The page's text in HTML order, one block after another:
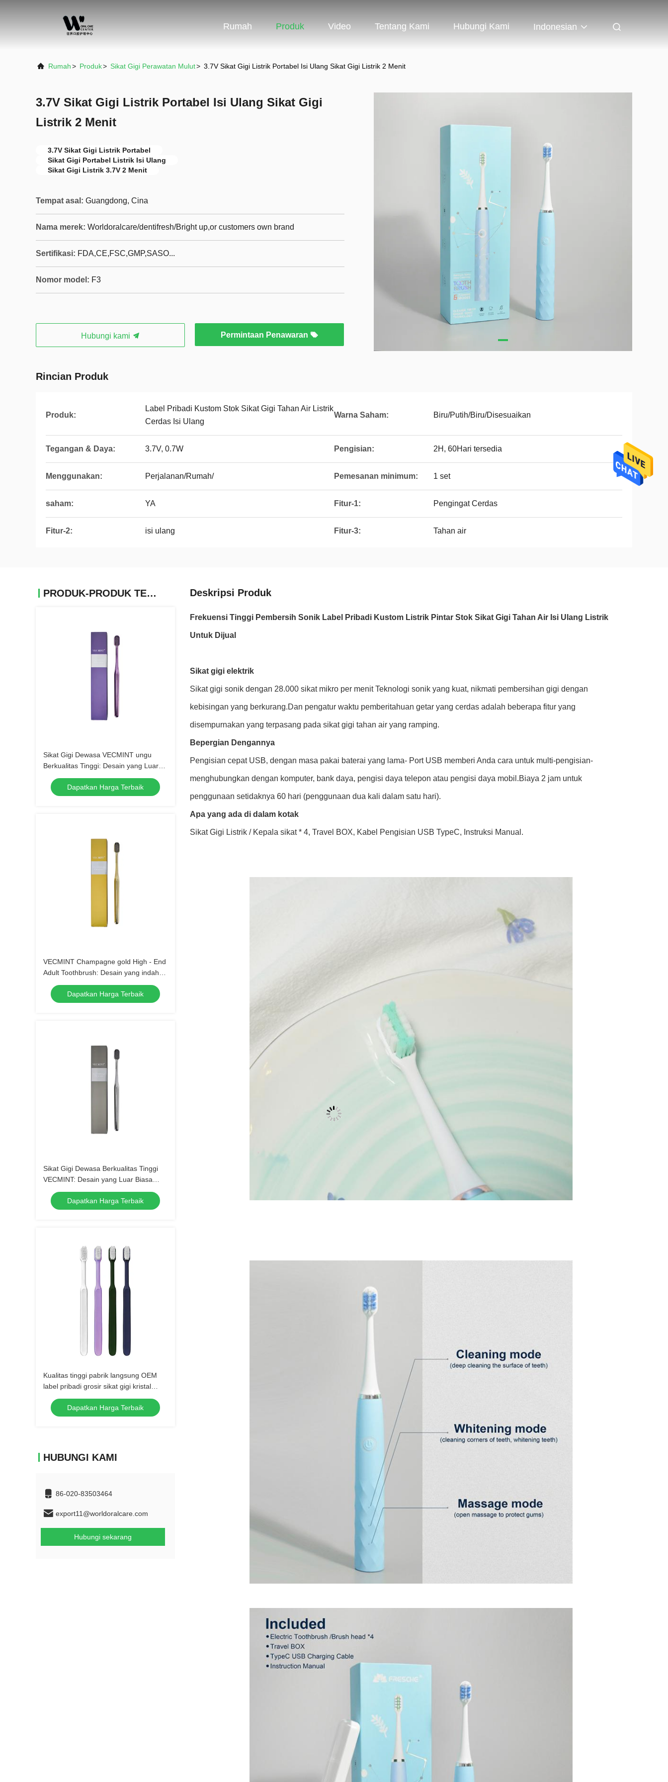
Rumah Produk Video Tentang Kami Hubungi Kami Indonesian
Rumah> Produk> Sikat Gigi Perawatan Mulut> 3.7V Sikat Gigi Listrik Portabel Isi Ulang Sikat Gigi Listrik 2 Menit
3.7V Sikat Gigi Listrik Portabel Isi Ulang Sikat Gigi
Listrik 2 Menit
3.7V Sikat Gigi Listrik Portabel
Sikat Gigi Portabel Listrik Isi Ulang
Sikat Gigi Listrik 3.7V 2 Menit
Tempat asal: Guangdong, Cina
Nama merek: Worldoralcare/dentifresh/Bright up,or customers own brand
Sertifikasi: FDA,CE,FSC,GMP,SASO...
Nomor model: F3
Hubungi kami Permintaan Penawaran
Rincian Produk
Produk:
Label Pribadi Kustom Stok Sikat Gigi Tahan Air Listrik
Cerdas Isi Ulang
Warna Saham: Biru/Putih/Biru/Disesuaikan
Tegangan & Daya: 3.7V, 0.7W Pengisian: 2H, 60Hari tersedia
Menggunakan: Perjalanan/Rumah/ Pemesanan minimum: 1 set
saham: YA Fitur-1: Pengingat Cerdas
Fitur-2: isi ulang Fitur-3: Tahan air
PRODUK-PRODUK TERKAIT
Sikat Gigi Dewasa VECMINT ungu
Berkualitas Tinggi: Desain yang Luar
Biasa untuk Kebersihan Mulut yang
Luar Biasa, Sempurna untuk
Penggunaan Sehari-hari
Dapatkan Harga Terbaik
VECMINT Champagne gold High - End
Adult Toothbrush: Desain yang indah
untuk kebersihan mulut yang unggul,
sempurna untuk penggunaan sehari-
Dapatkan Harga Terbaik
Sikat Gigi Dewasa Berkualitas Tinggi
VECMINT: Desain yang Luar Biasa
untuk Kebersihan Mulut yang Luar
Biasa, Sikat Gigi yang Sempurna untuk
Penggunaan Harian
Dapatkan Harga Terbaik
Kualitas tinggi pabrik langsung OEM
label pribadi grosir sikat gigi kristal
plastik manual sikat gigi dewasa lembut
Dapatkan Harga Terbaik
HUBUNGI KAMI
86-020-83503464
export11@worldoralcare.com
Hubungi sekarang
Deskripsi Produk
Frekuensi Tinggi Pembersih Sonik Label Pribadi Kustom Listrik Pintar Stok Sikat Gigi Tahan Air Isi Ulang Listrik
Untuk Dijual
Sikat gigi elektrik
Sikat gigi sonik dengan 28.000 sikat mikro per menit Teknologi sonik yang kuat, nikmati pembersihan gigi dengan
kebisingan yang berkurang.Dan pengatur waktu pemberitahuan getar yang cerdas adalah beberapa fitur yang
disempurnakan yang terpasang pada sikat gigi tahan air yang ramping.
Bepergian Dengannya
Pengisian cepat USB, dengan masa pakai baterai yang lama- Port USB memberi Anda cara untuk multi-pengisian-
menghubungkan dengan komputer, bank daya, pengisi daya telepon atau pengisi daya mobil.Biaya 2 jam untuk
penggunaan setidaknya 60 hari (penggunaan dua kali dalam satu hari).
Apa yang ada di dalam kotak
Sikat Gigi Listrik / Kepala sikat * 4, Travel BOX, Kabel Pengisian USB TypeC, Instruksi Manual.